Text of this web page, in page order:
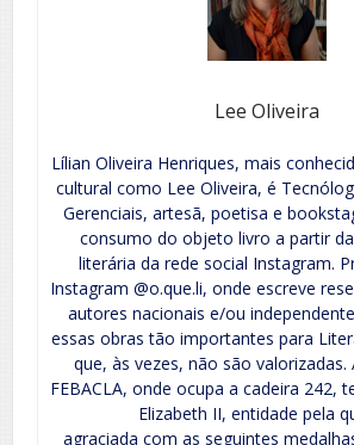
Lee Oliveira
Lílian Oliveira Henriques, mais
cultural como Lee Oliveira, é
Gerenciais, artesã, poetisa e
consumo do objeto livro a partir
literária da rede social Instagram.
Instagram @o.que.li, onde escreve
autores nacionais e/ou
essas obras tão importantes para
que, às vezes, não são valorizadas.
FEBACLA, onde ocupa a cadeira 242,
Elizabeth II, entidade pela
agraciada com as seguintes